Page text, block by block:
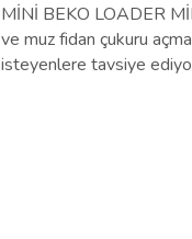
MİNİ BEKO LOADER
ve muz fidan çukuru
isteyenlere tavsiye